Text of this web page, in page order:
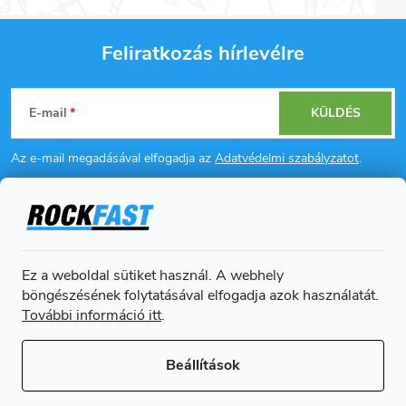
Ez a weboldal sütiket használ. A webhely
böngészésének folytatásával elfogadja azok használatát.
További információ itt.
Beállítások
L
á
b
Feliratkozás hírlevélre
E-mail
Az e-mail megadásával elfogadja az Adatvédelmi szabályzatot.
KÜLDÉS
Információ az Ön számára
Online fizetési lehetőséget biztosítunk
Copyright 2026Rockfast.hu. Minden jog fenntartva.Süti beállítások